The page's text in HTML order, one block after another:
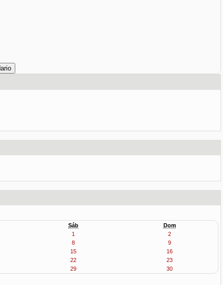
Sáb
Dom
1
2
8
9
15
16
22
23
29 30